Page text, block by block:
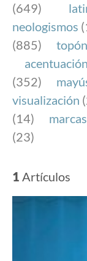
(649)
neologismos
(885)
(352)
visualización
(14)
(23)
1 Artículos